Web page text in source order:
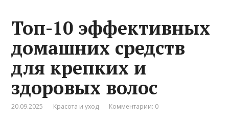
Топ-10 эффективных
домашних средств
для крепких и
здоровых волос
20.09.2025 Красота и уход Комментарии: 0